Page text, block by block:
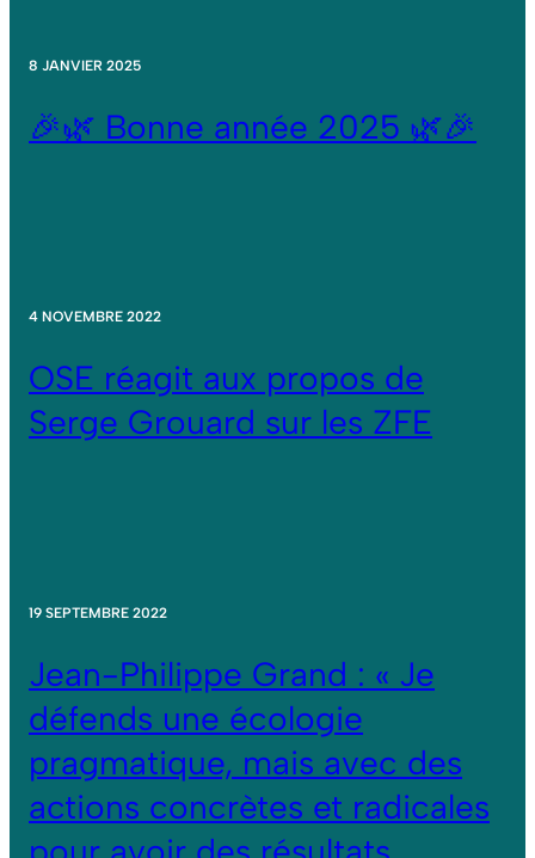
8 JANVIER 2025
🎉🌿 Bonne année 2025 🌿🎉
4 NOVEMBRE 2022
OSE réagit aux propos de
Serge Grouard sur les ZFE
19 SEPTEMBRE 2022
Jean-Philippe Grand : « Je
défends une écologie
pragmatique, mais avec des
actions concrètes et radicales